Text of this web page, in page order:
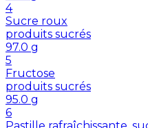
4
Sucre roux
produits sucrés
97.0 g
5
Fructose
produits sucrés
95.0 g
6